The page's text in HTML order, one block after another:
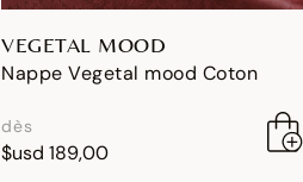
VEGETAL MOOD
Nappe Vegetal mood Coton
dès
$usd 189,00